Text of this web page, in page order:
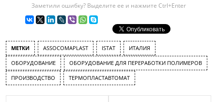
Заметили ошибку? Выделите ее и нажмите Ctrl+Enter
МЕТКИ ASSOCOMAPLAST ISTAT ИТАЛИЯ
ОБОРУДОВАНИЕ ОБОРУДОВАНИЕ ДЛЯ ПЕРЕРАБОТКИ ПОЛИМЕРОВ
ПРОИЗВОДСТВО ТЕРМОПЛАСТАВТОМАТ